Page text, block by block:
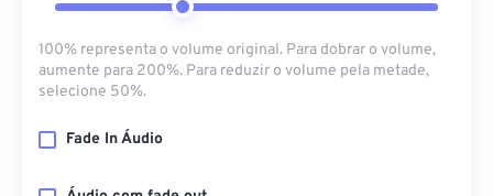
100% representa o volume original. Para dobrar o volume,
aumente para 200%. Para reduzir o volume pela metade,
selecione 50%.
Fade In Áudio